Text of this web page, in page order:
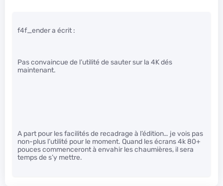
f4f_ender a écrit :
Pas convaincue de l’utilité de sauter sur la 4K dés
maintenant.
A part pour les facilités de recadrage à l’édition… je vois pas
non-plus l’utilité pour le moment. Quand les écrans 4k 80+
pouces commenceront à envahir les chaumières, il sera
temps de s’y mettre.